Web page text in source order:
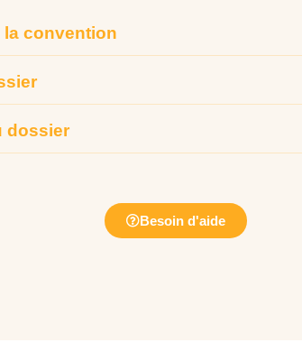
la convention
dossier
Besoin d'aide